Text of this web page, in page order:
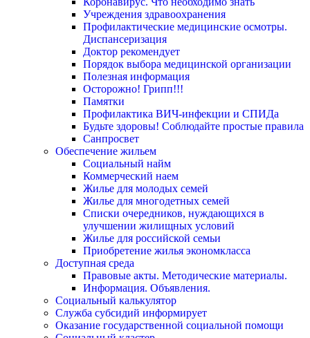
Учреждения здравоохранения
Профилактические медицинские осмотры.
Диспансеризация
Доктор рекомендует
Порядок выбора медицинской организации
Полезная информация
Осторожно! Грипп!!!
Памятки
Профилактика ВИЧ-инфекции и СПИДа
Будьте здоровы! Соблюдайте простые правила
Санпросвет
Обеспечение жильем
Социальный найм
Коммерческий наем
Жилье для молодых семей
Жилье для многодетных семей
Списки очередников, нуждающихся в
улучшении жилищных условий
Жилье для российской семьи
Приобретение жилья экономкласса
Доступная среда
Правовые акты. Методические материалы.
Информация. Объявления.
Социальный калькулятор
Служба субсидий информирует
Оказание государственной социальной помощи